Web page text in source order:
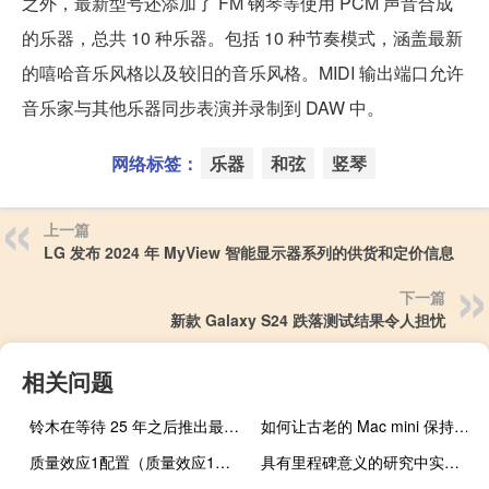
的乐器，总共 10 种乐器。包括 10 种节奏模式，涵盖最新
的嘻哈音乐风格以及较旧的音乐风格。MIDI 输出端口允许
音乐家与其他乐器同步表演并录制到 DAW 中。
网络标签： 乐器 和弦 竖琴
上一篇
LG 发布 2024 年 MyView 智能显示器系列的​​供货和定价信息
下一篇
新款 Galaxy S24 跌落测试结果令人担忧
相关问题
铃木在等待 25 年之后推出最新的 Omnichord OM-108 电子汽车竖琴
如何让古老的 Mac mini 保持运行
质量效应1配置（质量效应1好玩吗）
具有里程碑意义的研究中实验室生长的肿瘤可预测治疗结果